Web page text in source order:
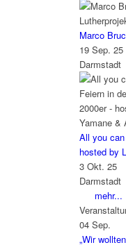
Marco
19 Sep. 25
Darmstadt
All you
hosted by
3 Okt. 25
Darmstadt
mehr...
04 Sep.
„Wir